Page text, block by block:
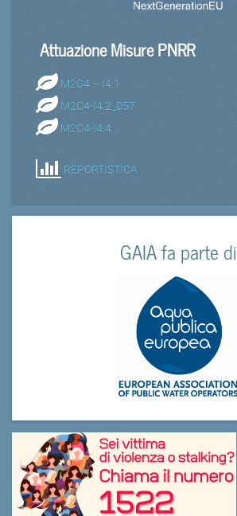
Attuazione Misure PNRR
M2C4 – I4.1
M2C4-I4.2_057
M2C4-I4.4
REPORTISTICA
GAIA fa parte di